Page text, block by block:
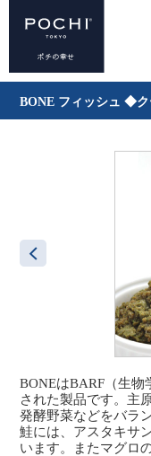
BONE フィッシュ ◆
BONEはBARF（生
された製品です。主
発酵野菜などをバラ
鮭には、アスタキサ
います。またマグロ